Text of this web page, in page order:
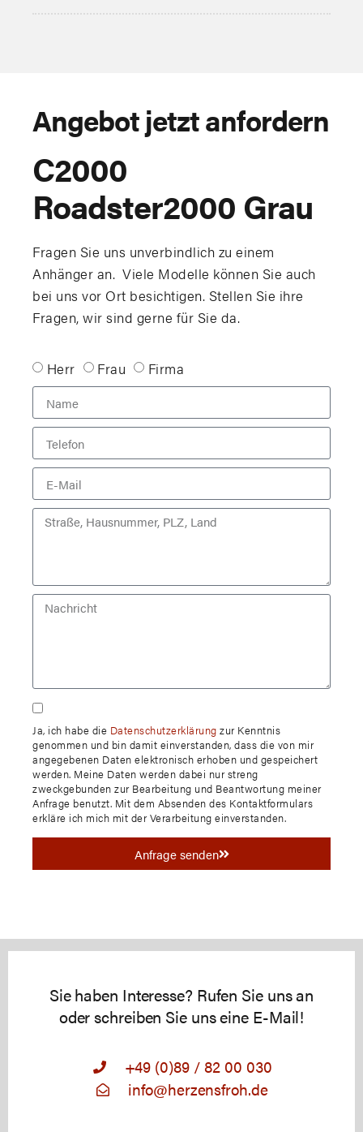
Angebot jetzt anfordern
C2000
Roadster2000 Grau
Fragen Sie uns unverbindlich zu einem
Anhänger an. Viele Modelle können Sie auch
bei uns vor Ort besichtigen. Stellen Sie ihre
Fragen, wir sind gerne für Sie da.
Herr Frau Firma
Ja, ich habe die Datenschutzerklärung zur Kenntnis
genommen und bin damit einverstanden, dass die von mir
angegebenen Daten elektronisch erhoben und gespeichert
werden. Meine Daten werden dabei nur streng
zweckgebunden zur Bearbeitung und Beantwortung meiner
Anfrage benutzt. Mit dem Absenden des Kontaktformulars
erkläre ich mich mit der Verarbeitung einverstanden.
Anfrage senden
Sie haben Interesse? Rufen Sie uns an
oder schreiben Sie uns eine E-Mail!
+49 (0)89 / 82 00 030
info@herzensfroh.de